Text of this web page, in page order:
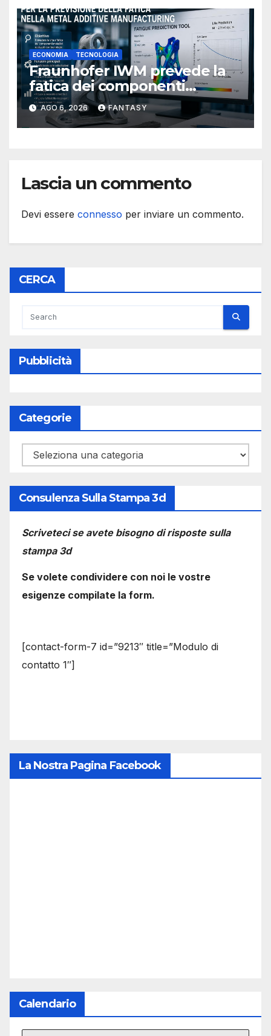
ECONOMIA TECNOLOGIA
Fraunhofer IWM prevede la
fatica dei componenti
metallici stampati in 3D
AGO 6, 2026 FANTASY
Lascia un commento
Devi essere connesso per inviare un commento.
CERCA
Pubblicità
Categorie
Categorie
Consulenza Sulla Stampa 3d
Scriveteci se avete bisogno di risposte sulla
stampa 3d
Se volete condividere con noi le vostre
esigenze compilate la form.
[contact-form-7 id=”9213″ title=”Modulo di
contatto 1″]
La Nostra Pagina Facebook
Calendario